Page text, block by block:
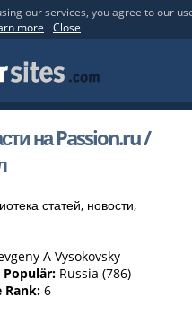
our services, you agree to our
more Close
на Passion.ru /
статей, новости,
A Vysokovsky
Populär: Russia (786)
Rank: 6